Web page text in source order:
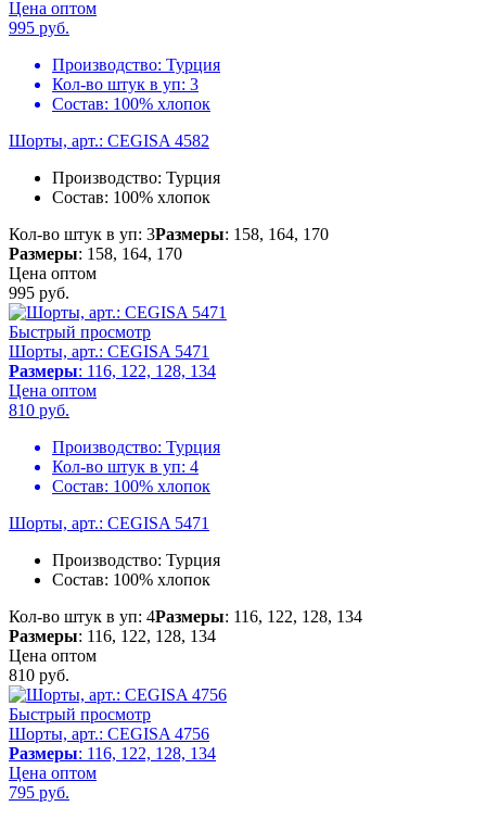
Цена оптом
995 руб.
Производство: Турция
Кол-во штук в уп: 3
Состав: 100% хлопок
Шорты, арт.: CEGISA 4582
Производство: Турция
Состав: 100% хлопок
Кол-во штук в уп: 3Размеры: 158, 164, 170
Размеры: 158, 164, 170
Цена оптом
995 руб.
Быстрый просмотр
Шорты, арт.: CEGISA 5471
Размеры: 116, 122, 128, 134
Цена оптом
810 руб.
Производство: Турция
Кол-во штук в уп: 4
Состав: 100% хлопок
Шорты, арт.: CEGISA 5471
Производство: Турция
Состав: 100% хлопок
Кол-во штук в уп: 4Размеры: 116, 122, 128, 134
Размеры: 116, 122, 128, 134
Цена оптом
810 руб.
Быстрый просмотр
Шорты, арт.: CEGISA 4756
Размеры: 116, 122, 128, 134
Цена оптом
795 руб.